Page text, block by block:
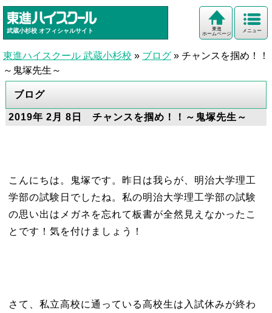
武蔵小杉校 オフィシャルサイト メニュー
東進
ホームページ
東進ハイスクール 武蔵小杉校 » ブログ » チャンスを掴め！！
～鬼塚先生～
ブログ
2019年 2月 8日 チャンスを掴め！！～鬼塚先生～
こんにちは。鬼塚です。昨日は我らが、明治大学理工
学部の試験日でしたね。私の明治大学理工学部の試験
の思い出はメガネを忘れて板書が全然見えなかったこ
とです！気を付けましょう！
さて、私立高校に通っている高校生は入試休みが終わ